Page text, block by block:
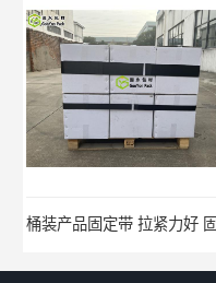
桶装产品固定带 拉紧力好 固永包材